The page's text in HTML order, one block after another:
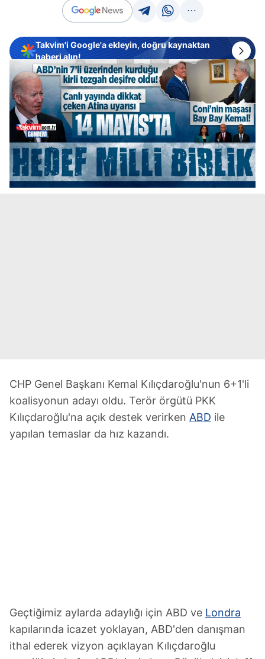
Takvim'i Google'a ekleyin, doğru kaynaktan
haberi alın!
CHP Genel Başkanı Kemal Kılıçdaroğlu'nun 6+1'li
koalisyonun adayı oldu. Terör örgütü PKK
Kılıçdaroğlu'na açık destek verirken ABD ile
yapılan temaslar da hız kazandı.
Geçtiğimiz aylarda adaylığı için ABD ve Londra
kapılarında icazet yoklayan, ABD'den danışman
ithal ederek vizyon açıklayan Kılıçdaroğlu